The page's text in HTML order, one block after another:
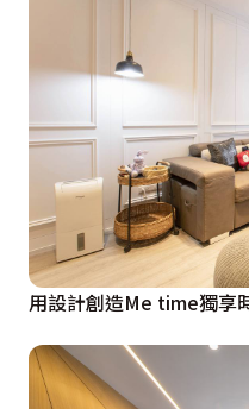
用設計創造Me time獨享